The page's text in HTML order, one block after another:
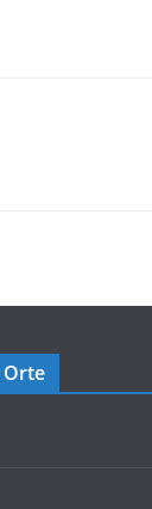
Orte